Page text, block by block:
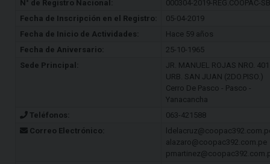
N° de Registro Nacional:
000304-2019-REG.COOPAC-
Fecha de Inscripción en el Registro:
05-04-2019
Fecha de Inicio de Actividades:
Hace 59 años
Fecha de Aniversario:
25-10-1965
Sede Principal:
JR. MANUEL ROJAS NRO. 401
URB. SAN JUAN (2DO.PISO.)
Cerro De Pasco - Pasco -
Yanacancha
Teléfonos:
063-421588
Correo Electrónico:
alazaro@coopac392.com.pe